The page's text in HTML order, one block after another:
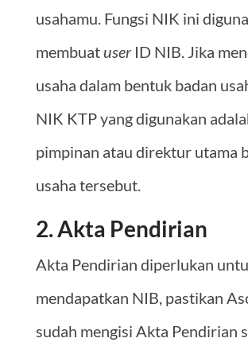
usahamu. Fungsi NIK ini
membuat user ID NIB. Jika
usaha dalam bentuk badan
NIK KTP yang digunakan
pimpinan atau direktur utama
usaha tersebut.
2. Akta Pendirian
Akta Pendirian diperlukan
mendapatkan NIB, pastikan
sudah mengisi Akta Pendirian